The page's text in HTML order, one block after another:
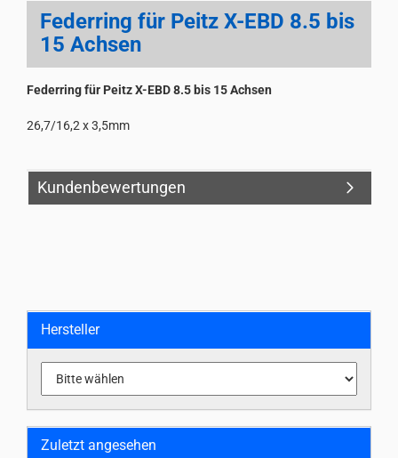
Federring für Peitz X-EBD 8.5 bis
15 Achsen
Federring für Peitz X-EBD 8.5 bis 15 Achsen
26,7/16,2 x 3,5mm
Kundenbewertungen
Hersteller
Zuletzt angesehen